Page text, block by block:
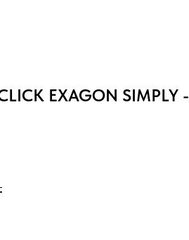
EXAGON SIMPLY -